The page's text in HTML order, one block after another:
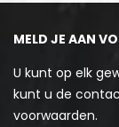
MELD JE AAN
U kunt op elk
kunt u de
voorwaarden.